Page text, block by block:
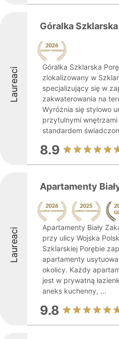
Laureaci
Góralka
Góralka Szklarska
zlokalizowany w
specjalizujący się w
zakwaterowania na
Wyróżnia się stylowo
przytulnymi
standardem
8.9
Laureaci
Apartamenty
Apartamenty Biały
przy ulicy Wojska
Szklarskiej Porębie
apartamenty
okolicy. Każdy
jest w prywatną
aneks kuchenny, ...
9.8